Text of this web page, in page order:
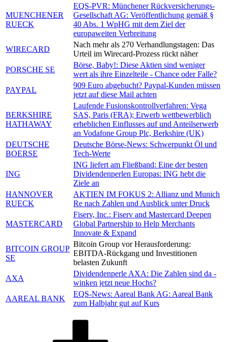
MUENCHENER
RUECK
EQS-PVR: Münchener Rückversicherungs-
Gesellschaft AG: Veröffentlichung gemäß §
40 Abs. 1 WpHG mit dem Ziel der
europaweiten Verbreitung
WIRECARD
Nach mehr als 270 Verhandlungstagen: Das
Urteil im Wirecard-Prozess rückt näher
PORSCHE SE
Börse, Baby!: Diese Aktien sind weniger
wert als ihre Einzelteile - Chance oder Falle?
PAYPAL
909 Euro abgebucht? Paypal-Kunden müssen
jetzt auf diese Mail achten
BERKSHIRE
HATHAWAY
Laufende Fusionskontrollverfahren: Vega
SAS, Paris (FRA); Erwerb wettbewerblich
erheblichen Einflusses auf und Anteilserwerb
an Vodafone Group Plc, Berkshire (UK)
DEUTSCHE
BOERSE
Deutsche Börse-News: Schwerpunkt Öl und
Tech-Werte
ING
ING liefert am Fließband: Eine der besten
Dividendenperlen Europas: ING hebt die
Ziele an
HANNOVER
RUECK
AKTIEN IM FOKUS 2: Allianz und Munich
Re nach Zahlen und Ausblick unter Druck
MASTERCARD
Fiserv, Inc.: Fiserv and Mastercard Deepen
Global Partnership to Help Merchants
Innovate & Expand
BITCOIN GROUP
SE
Bitcoin Group vor Herausforderung:
EBITDA-Rückgang und Investitionen
belasten Zukunft
AXA
Dividendenperle AXA: Die Zahlen sind da -
winken jetzt neue Hochs?
AAREAL BANK
EQS-News: Aareal Bank AG: Aareal Bank
zum Halbjahr gut auf Kurs